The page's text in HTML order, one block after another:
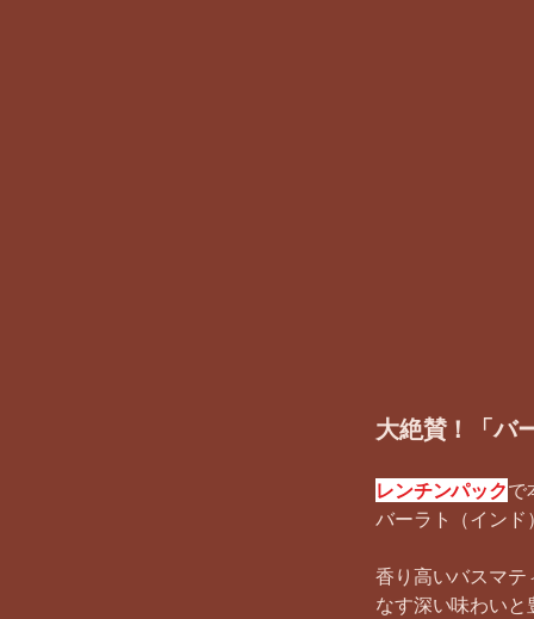
大絶賛！「バ
レンチンパックで
バーラト（インド
香り高いバスマ
なす深い味わいと